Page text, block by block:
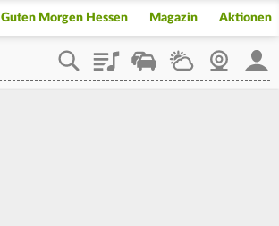
Guten Morgen Hessen Magazin Aktionen
PlaylistStaupilotWetterWebcam